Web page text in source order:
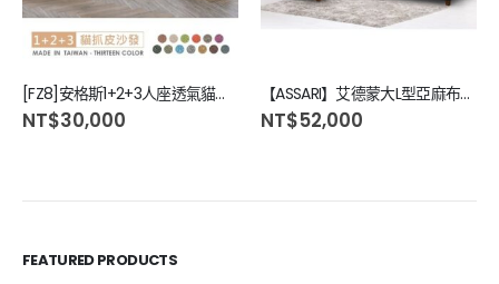
[FZ8]安格斯1+2+3人座透氣貓抓皮沙發FZ8-130
NT$30,000
【ASSARI】艾德蒙大L型亞麻布沙發
NT$52,000
FEATURED PRODUCTS